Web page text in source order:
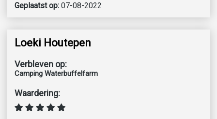
Geplaatst op: 07-08-2022
Loeki Houtepen
Verbleven op:
Camping Waterbuffelfarm
Waardering: